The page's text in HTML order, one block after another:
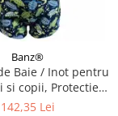
Banz®
Baie / Inot pentru
si copii, Protectie
Turttle, Diverse
142,35 Lei